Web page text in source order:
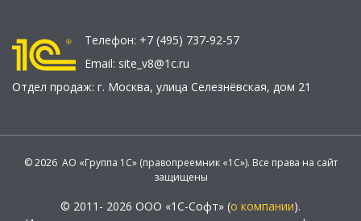
Телефон: +7 (495) 737-92-57
Email: site_v8@1c.ru
Отдел продаж: г. Москва, улица Селезнёвская, дом 21
© 2026 АО «Группа 1С» (правопреемник «1С»). Все права на сайт
защищены
© 2011- 2026 ООО «1С-Софт» (о компании).